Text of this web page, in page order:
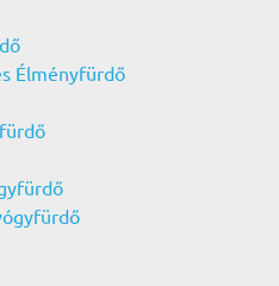
Élményfürdő